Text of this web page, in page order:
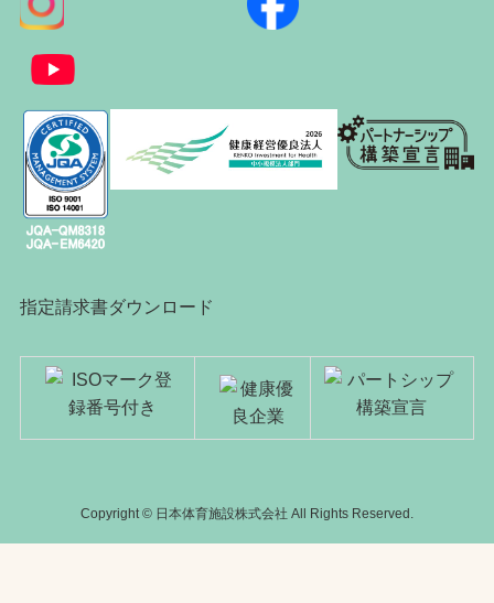
指定請求書ダウンロード
Copyright © 日本体育施設株式会社 All Rights Reserved.